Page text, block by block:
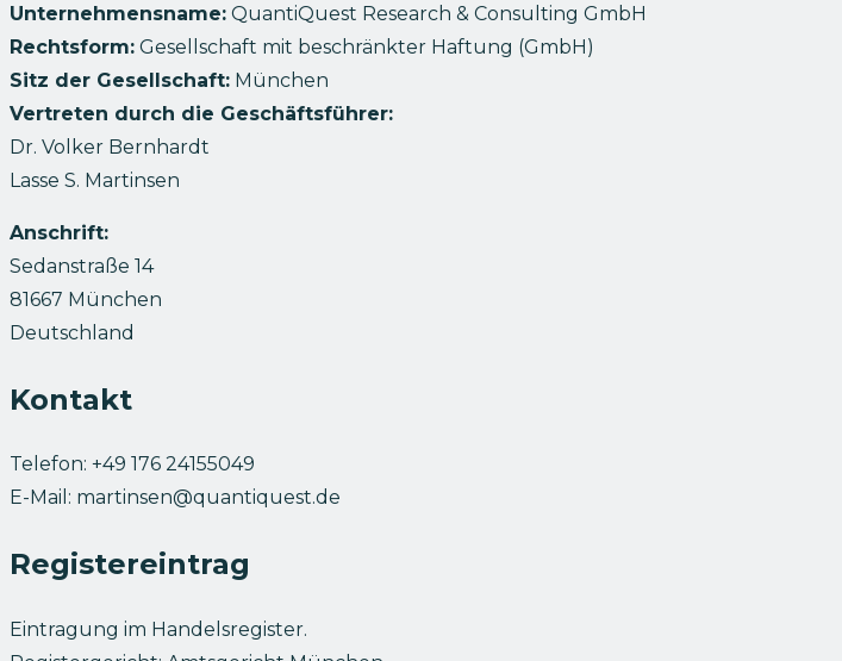
Unternehmensname: QuantiQuest Research & Consulting GmbH
Rechtsform: Gesellschaft mit beschränkter Haftung (GmbH)
Sitz der Gesellschaft: München
Vertreten durch die Geschäftsführer:
Dr. Volker Bernhardt
Lasse S. Martinsen
Anschrift:
Sedanstraße 14
81667 München
Deutschland
Kontakt
Telefon: +49 176 24155049
E-Mail: martinsen@quantiquest.de
Registereintrag
Eintragung im Handelsregister.